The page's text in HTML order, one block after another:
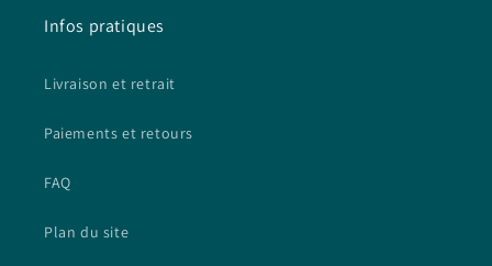
Infos pratiques
Livraison et retrait
Paiements et retours
FAQ
Plan du site